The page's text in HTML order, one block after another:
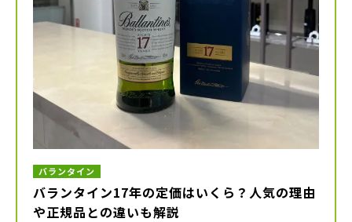
バランタイン
バランタイン17年の定価はいくら？人気の理由
や正規品との違いも解説